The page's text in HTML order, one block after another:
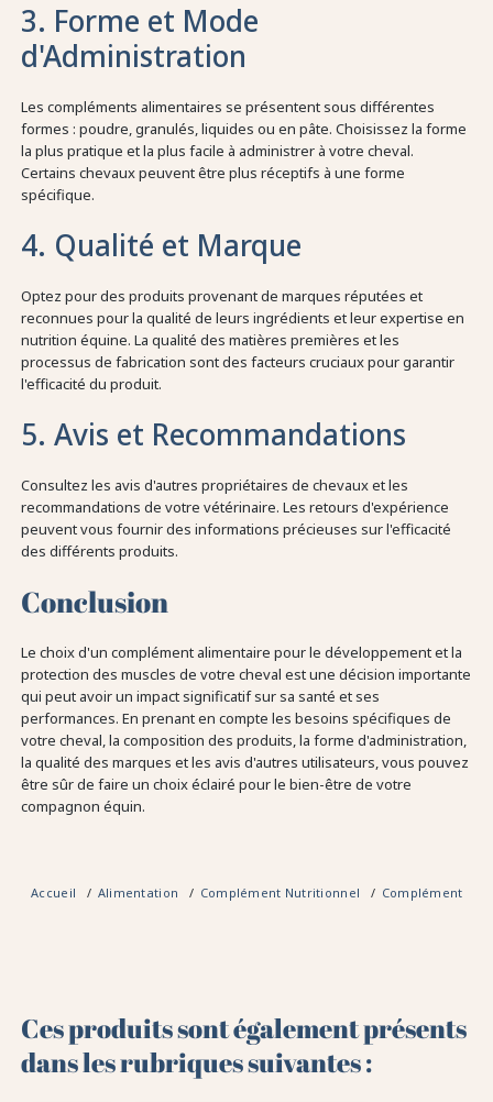
3. Forme et Mode
d'Administration
Les compléments alimentaires se présentent sous différentes
formes : poudre, granulés, liquides ou en pâte. Choisissez la forme
la plus pratique et la plus facile à administrer à votre cheval.
Certains chevaux peuvent être plus réceptifs à une forme
spécifique.
4. Qualité et Marque
Optez pour des produits provenant de marques réputées et
reconnues pour la qualité de leurs ingrédients et leur expertise en
nutrition équine. La qualité des matières premières et les
processus de fabrication sont des facteurs cruciaux pour garantir
l'efficacité du produit.
5. Avis et Recommandations
Consultez les avis d'autres propriétaires de chevaux et les
recommandations de votre vétérinaire. Les retours d'expérience
peuvent vous fournir des informations précieuses sur l'efficacité
des différents produits.
Conclusion
Le choix d'un complément alimentaire pour le développement et la
protection des muscles de votre cheval est une décision importante
qui peut avoir un impact significatif sur sa santé et ses
performances. En prenant en compte les besoins spécifiques de
votre cheval, la composition des produits, la forme d'administration,
la qualité des marques et les avis d'autres utilisateurs, vous pouvez
être sûr de faire un choix éclairé pour le bien-être de votre
compagnon équin.
Accueil Alimentation Complément Nutritionnel Complément
Ces produits sont également présents
dans les rubriques suivantes :